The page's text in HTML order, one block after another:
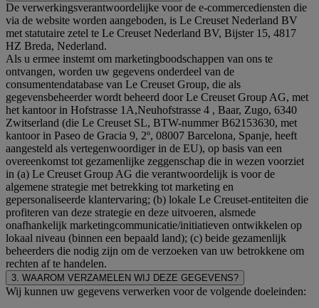
De verwerkingsverantwoordelijke voor de e-commercediensten die
via de website worden aangeboden, is Le Creuset Nederland BV
met statutaire zetel te Le Creuset Nederland BV, Bijster 15, 4817
HZ Breda, Nederland.
Als u ermee instemt om marketingboodschappen van ons te
ontvangen, worden uw gegevens onderdeel van de
consumentendatabase van Le Creuset Group, die als
gegevensbeheerder wordt beheerd door Le Creuset Group AG, met
het kantoor in Hofstrasse 1A,Neuhofstrasse 4 , Baar, Zugo, 6340
Zwitserland (die Le Creuset SL, BTW-nummer B62153630, met
kantoor in Paseo de Gracia 9, 2º, 08007 Barcelona, Spanje, heeft
aangesteld als vertegenwoordiger in de EU), op basis van een
overeenkomst tot gezamenlijke zeggenschap die in wezen voorziet
in (a) Le Creuset Group AG die verantwoordelijk is voor de
algemene strategie met betrekking tot marketing en
gepersonaliseerde klantervaring; (b) lokale Le Creuset-entiteiten die
profiteren van deze strategie en deze uitvoeren, alsmede
onafhankelijk marketingcommunicatie/initiatieven ontwikkelen op
lokaal niveau (binnen een bepaald land); (c) beide gezamenlijk
beheerders die nodig zijn om de verzoeken van uw betrokkene om
rechten af te handelen.
3. WAAROM VERZAMELEN WIJ DEZE GEGEVENS?
Wij kunnen uw gegevens verwerken voor de volgende doeleinden: